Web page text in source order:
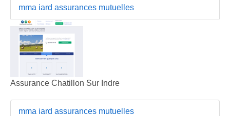
mma iard assurances mutuelles
Assurance Chatillon Sur Indre
mma iard assurances mutuelles